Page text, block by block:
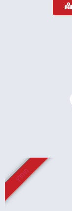
מומלץ